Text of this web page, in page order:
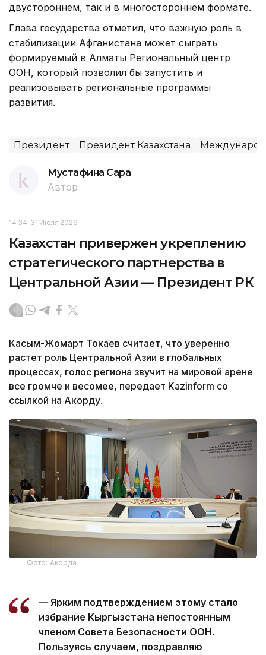
двустороннем, так и в многостороннем формате.
Глава государства отметил, что важную роль в
стабилизации Афганистана может сыграть
формируемый в Алматы Региональный центр
ООН, который позволил бы запустить и
реализовывать региональные программы
развития.
Президент Президент Казахстана
Мустафина Сара
Автор
14:34, 31 Июля 2026
Казахстан привержен укреплению
стратегического партнерства в
Центральной Азии — Президент РК
Касым-Жомарт Токаев считает, что уверенно
растет роль Центральной Азии в глобальных
процессах, голос региона звучит на мировой арене
все громче и весомее, передает Kazinform со
ссылкой на Акорду.
Фото: Акорда
— Ярким подтверждением этому стало
избрание Кыргызстана непостоянным
членом Совета Безопасности ООН.
Пользуясь случаем, поздравляю